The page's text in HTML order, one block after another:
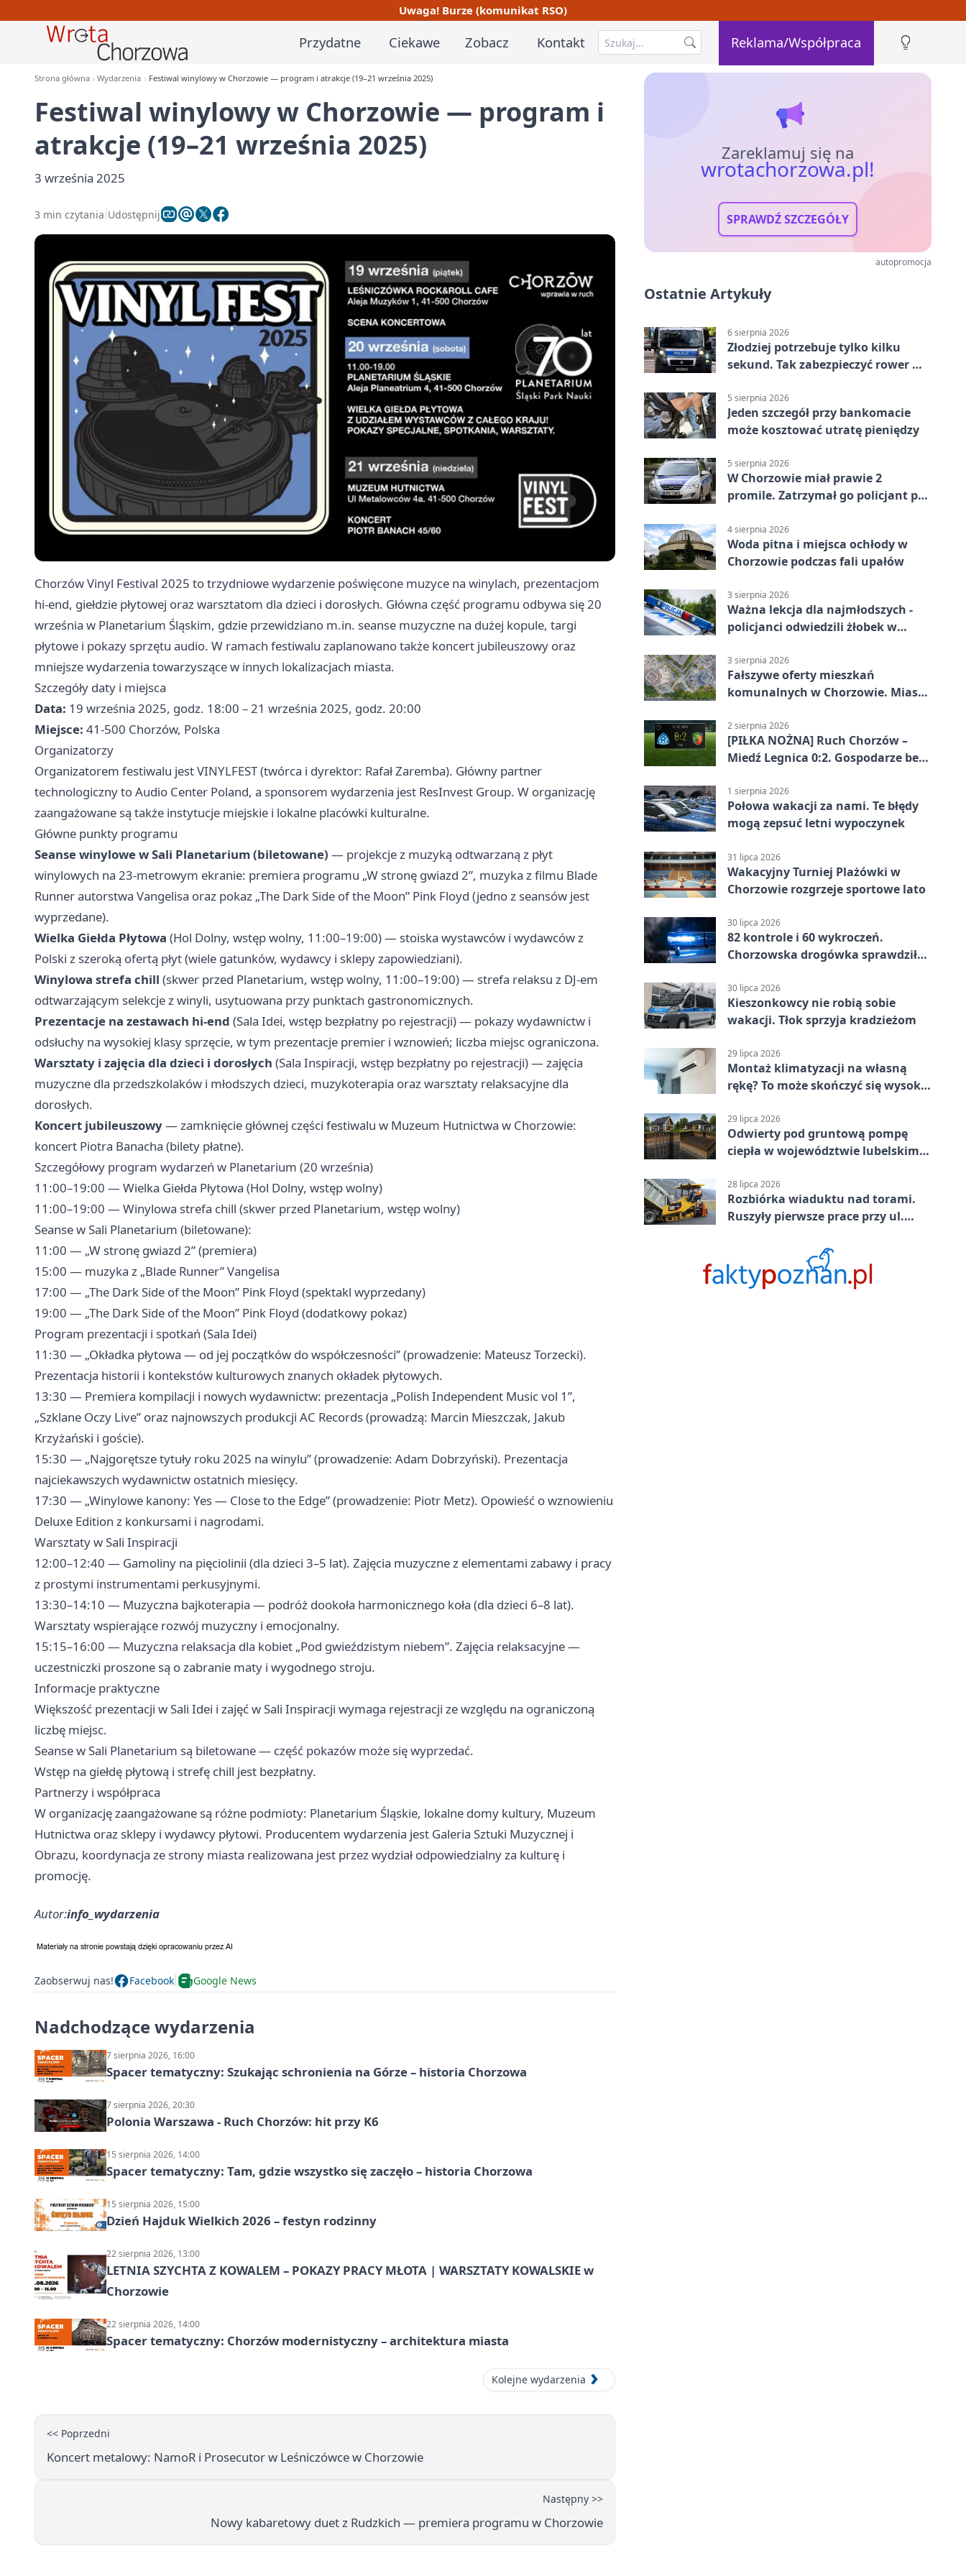
Uwaga! Burze (komunikat RSO)
Przydatne Ciekawe Zobacz Kontakt Reklama/Współpraca
Strona główna Wydarzenia Festiwal winylowy w Chorzowie — program i atrakcje (19–21 września 2025)
Festiwal winylowy w Chorzowie — program i
atrakcje (19–21 września 2025)
3 września 2025
3 min czytania Udostępnij
Chorzów Vinyl Festival 2025 to trzydniowe wydarzenie poświęcone muzyce na winylach, prezentacjom
hi‑end, giełdzie płytowej oraz warsztatom dla dzieci i dorosłych. Główna część programu odbywa się 20
września w Planetarium Śląskim, gdzie przewidziano m.in. seanse muzyczne na dużej kopule, targi
płytowe i pokazy sprzętu audio. W ramach festiwalu zaplanowano także koncert jubileuszowy oraz
mniejsze wydarzenia towarzyszące w innych lokalizacjach miasta.
Szczegóły daty i miejsca
Data: 19 września 2025, godz. 18:00 – 21 września 2025, godz. 20:00
Miejsce: 41-500 Chorzów, Polska
Organizatorzy
Organizatorem festiwalu jest VINYLFEST (twórca i dyrektor: Rafał Zaremba). Główny partner
technologiczny to Audio Center Poland, a sponsorem wydarzenia jest ResInvest Group. W organizację
zaangażowane są także instytucje miejskie i lokalne placówki kulturalne.
Główne punkty programu
Seanse winylowe w Sali Planetarium (biletowane) — projekcje z muzyką odtwarzaną z płyt
winylowych na 23‑metrowym ekranie: premiera programu „W stronę gwiazd 2”, muzyka z filmu Blade
Runner autorstwa Vangelisa oraz pokaz „The Dark Side of the Moon” Pink Floyd (jedno z seansów jest
wyprzedane).
Wielka Giełda Płytowa (Hol Dolny, wstęp wolny, 11:00–19:00) — stoiska wystawców i wydawców z
Polski z szeroką ofertą płyt (wiele gatunków, wydawcy i sklepy zapowiedziani).
Winylowa strefa chill (skwer przed Planetarium, wstęp wolny, 11:00–19:00) — strefa relaksu z DJ-em
odtwarzającym selekcje z winyli, usytuowana przy punktach gastronomicznych.
Prezentacje na zestawach hi‑end (Sala Idei, wstęp bezpłatny po rejestracji) — pokazy wydawnictw i
odsłuchy na wysokiej klasy sprzęcie, w tym prezentacje premier i wznowień; liczba miejsc ograniczona.
Warsztaty i zajęcia dla dzieci i dorosłych (Sala Inspiracji, wstęp bezpłatny po rejestracji) — zajęcia
muzyczne dla przedszkolaków i młodszych dzieci, muzykoterapia oraz warsztaty relaksacyjne dla
dorosłych.
Koncert jubileuszowy— zamknięcie głównej części festiwalu w Muzeum Hutnictwa w Chorzowie:
koncert Piotra Banacha (bilety płatne).
Szczegółowy program wydarzeń w Planetarium (20 września)
11:00–19:00 — Wielka Giełda Płytowa (Hol Dolny, wstęp wolny)
11:00–19:00 — Winylowa strefa chill (skwer przed Planetarium, wstęp wolny)
Seanse w Sali Planetarium (biletowane):
11:00 — „W stronę gwiazd 2” (premiera)
15:00 — muzyka z „Blade Runner” Vangelisa
17:00 — „The Dark Side of the Moon” Pink Floyd (spektakl wyprzedany)
19:00 — „The Dark Side of the Moon” Pink Floyd (dodatkowy pokaz)
Program prezentacji i spotkań (Sala Idei)
11:30 — „Okładka płytowa — od jej początków do współczesności” (prowadzenie: Mateusz Torzecki).
Prezentacja historii i kontekstów kulturowych znanych okładek płytowych.
13:30 — Premiera kompilacji i nowych wydawnictw: prezentacja „Polish Independent Music vol 1”,
„Szklane Oczy Live” oraz najnowszych produkcji AC Records (prowadzą: Marcin Mieszczak, Jakub
Krzyżański i goście).
15:30 — „Najgorętsze tytuły roku 2025 na winylu” (prowadzenie: Adam Dobrzyński). Prezentacja
najciekawszych wydawnictw ostatnich miesięcy.
17:30 — „Winylowe kanony: Yes — Close to the Edge” (prowadzenie: Piotr Metz). Opowieść o wznowieniu
Deluxe Edition z konkursami i nagrodami.
Warsztaty w Sali Inspiracji
12:00–12:40 — Gamoliny na pięciolinii (dla dzieci 3–5 lat). Zajęcia muzyczne z elementami zabawy i pracy
z prostymi instrumentami perkusyjnymi.
13:30–14:10 — Muzyczna bajkoterapia — podróż dookoła harmonicznego koła (dla dzieci 6–8 lat).
Warsztaty wspierające rozwój muzyczny i emocjonalny.
15:15–16:00 — Muzyczna relaksacja dla kobiet „Pod gwieździstym niebem”. Zajęcia relaksacyjne —
uczestniczki proszone są o zabranie maty i wygodnego stroju.
Informacje praktyczne
Większość prezentacji w Sali Idei i zajęć w Sali Inspiracji wymaga rejestracji ze względu na ograniczoną
liczbę miejsc.
Seanse w Sali Planetarium są biletowane — część pokazów może się wyprzedać.
Wstęp na giełdę płytową i strefę chill jest bezpłatny.
Partnerzy i współpraca
W organizację zaangażowane są różne podmioty: Planetarium Śląskie, lokalne domy kultury, Muzeum
Hutnictwa oraz sklepy i wydawcy płytowi. Producentem wydarzenia jest Galeria Sztuki Muzycznej i
Obrazu, koordynacja ze strony miasta realizowana jest przez wydział odpowiedzialny za kulturę i
promocję.
Autor:info_wydarzenia
Zaobserwuj nas! Facebook Google News
Nadchodzące wydarzenia
7 sierpnia 2026, 16:00
Spacer tematyczny: Szukając schronienia na Górze – historia Chorzowa
7 sierpnia 2026, 20:30
Polonia Warszawa - Ruch Chorzów: hit przy K6
15 sierpnia 2026, 14:00
Spacer tematyczny: Tam, gdzie wszystko się zaczęło – historia Chorzowa
15 sierpnia 2026, 15:00
Dzień Hajduk Wielkich 2026 – festyn rodzinny
22 sierpnia 2026, 13:00
LETNIA SZYCHTA Z KOWALEM – POKAZY PRACY MŁOTA | WARSZTATY KOWALSKIE w
Chorzowie
22 sierpnia 2026, 14:00
Spacer tematyczny: Chorzów modernistyczny – architektura miasta
Kolejne wydarzenia
<< Poprzedni
Koncert metalowy: NamoR i Prosecutor w Leśniczówce w Chorzowie
Następny >>
Nowy kabaretowy duet z Rudzkich — premiera programu w Chorzowie
Zareklamuj się na
wrotachorzowa.pl!
SPRAWDŹ SZCZEGÓŁY
autopromocja
Ostatnie Artykuły
6 sierpnia 2026
Złodziej potrzebuje tylko kilku
sekund. Tak zabezpieczyć rower w
5 sierpnia 2026
Jeden szczegół przy bankomacie
może kosztować utratę pieniędzy
5 sierpnia 2026
W Chorzowie miał prawie 2
promile. Zatrzymał go policjant po
4 sierpnia 2026
Woda pitna i miejsca ochłody w
Chorzowie podczas fali upałów
3 sierpnia 2026
Ważna lekcja dla najmłodszych -
policjanci odwiedzili żłobek w
3 sierpnia 2026
Fałszywe oferty mieszkań
komunalnych w Chorzowie. Miasto
2 sierpnia 2026
[PIŁKA NOŻNA] Ruch Chorzów –
Miedź Legnica 0:2. Gospodarze bez
1 sierpnia 2026
Połowa wakacji za nami. Te błędy
mogą zepsuć letni wypoczynek
31 lipca 2026
Wakacyjny Turniej Plażówki w
Chorzowie rozgrzeje sportowe lato
30 lipca 2026
82 kontrole i 60 wykroczeń.
Chorzowska drogówka sprawdziła
30 lipca 2026
Kieszonkowcy nie robią sobie
wakacji. Tłok sprzyja kradzieżom
29 lipca 2026
Montaż klimatyzacji na własną
rękę? To może skończyć się wysoką
29 lipca 2026
Odwierty pod gruntową pompę
ciepła w województwie lubelskim -
28 lipca 2026
Rozbiórka wiaduktu nad torami.
Ruszyły pierwsze prace przy ul.